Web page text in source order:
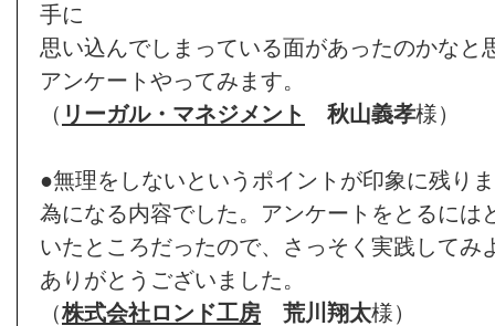
手に
思い込んでしまっている面があったのかなと
アンケートやってみます。
（ リーガル・マネジメント 秋山義孝様）
●無理をしないというポイントが印象に残り
為になる内容でした。アンケートをとるには
いたところだったので、さっそく実践してみ
ありがとうございました。
（株式会社ロンド工房 荒川翔太様）